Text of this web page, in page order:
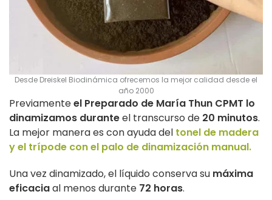
Desde Dreiskel Biodinámica ofrecemos la mejor calidad desde el
año 2000
Previamenteel Preparado de María Thun CPMT lo
dinamizamos duranteel transcurso de 20 minutos.
La mejor manera es con ayuda del tonel de madera
y el trípode con el palo de dinamización manual.
Una vez dinamizado, el líquido conserva su máxima
eficaciaal menos durante 72 horas.